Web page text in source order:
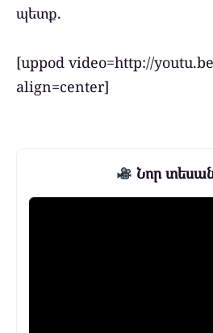
պետք.
[uppod video=http://
align=center]
Նոր